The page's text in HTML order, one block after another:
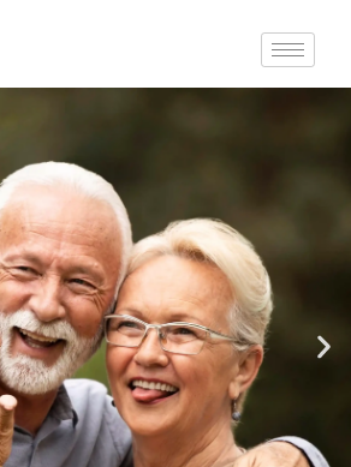
qui vous ressemble, pensée
vous accompagner
SANTÉ, EMPRUNTEUR &
PRÉVOYANCE
DÉCOUVRE LES SOLUTIONS